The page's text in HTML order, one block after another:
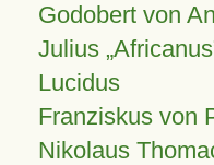
Godobert von
Julius Africanus
Lucidus
Franziskus von
Nikolaus